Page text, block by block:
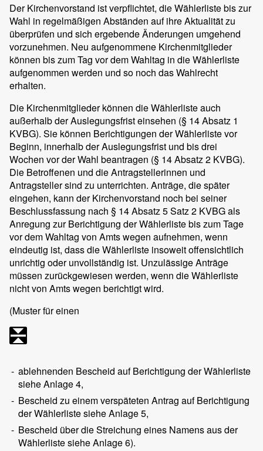
Der Kirchenvorstand ist verpflichtet, die Wählerliste bis zur
Wahl in regelmäßigen Abständen auf ihre Aktualität zu
überprüfen und sich ergebende Änderungen umgehend
vorzunehmen. Neu aufgenommene Kirchenmitglieder
können bis zum Tag vor dem Wahltag in die Wählerliste
aufgenommen werden und so noch das Wahlrecht
erhalten.
Die Kirchenmitglieder können die Wählerliste auch
außerhalb der Auslegungsfrist einsehen (§ 14 Absatz 1
KVBG). Sie können Berichtigungen der Wählerliste vor
Beginn, innerhalb der Auslegungsfrist und bis drei
Wochen vor der Wahl beantragen (§ 14 Absatz 2 KVBG).
Die Betroffenen und die Antragstellerinnen und
Antragsteller sind zu unterrichten. Anträge, die später
eingehen, kann der Kirchenvorstand noch bei seiner
Beschlussfassung nach § 14 Absatz 5 Satz 2 KVBG als
Anregung zur Berichtigung der Wählerliste bis zum Tage
vor dem Wahltag von Amts wegen aufnehmen, wenn
eindeutig ist, dass die Wählerliste insoweit offensichtlich
unrichtig oder unvollständig ist. Unzulässige Anträge
müssen zurückgewiesen werden, wenn die Wählerliste
nicht von Amts wegen berichtigt wird.
(Muster für einen
- ablehnenden Bescheid auf Berichtigung der Wählerliste
siehe Anlage 4,
- Bescheid zu einem verspäteten Antrag auf Berichtigung
der Wählerliste siehe Anlage 5,
- Bescheid über die Streichung eines Namens aus der
Wählerliste siehe Anlage 6).